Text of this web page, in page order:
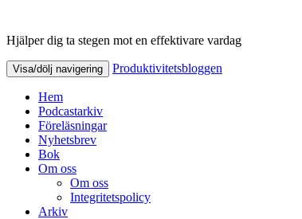
Produktivitetsbloggen
Hjälper dig ta stegen mot en effektivare vardag
Visa/dölj navigering Produktivitetsbloggen
Hem
Podcastarkiv
Föreläsningar
Nyhetsbrev
Bok
Om oss
Om oss
Integritetspolicy
Arkiv